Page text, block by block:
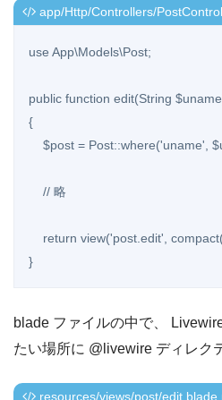
app/Http/Controllers/
use App\Models\Post;
public function edit(String
{
}
blade ファイルの中で、
たい場所に @livewire ディレク
resources/views/post/